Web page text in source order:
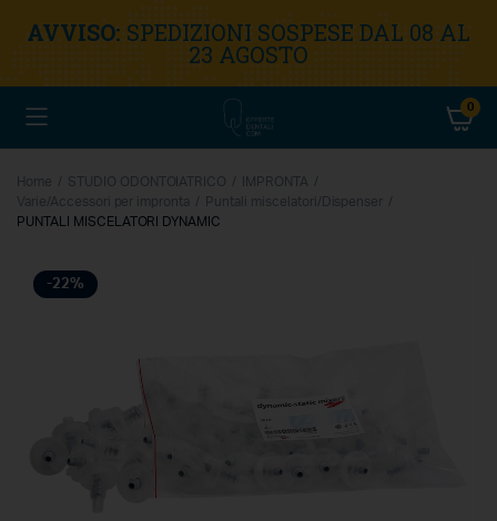
AVVISO: SPEDIZIONI SOSPESE DAL 08 AL
23 AGOSTO
0
Home STUDIO ODONTOIATRICO
IMPRONTA
Varie/Accessori per impronta
Puntali miscelatori/Dispenser
PUNTALI MISCELATORI DYNAMIC
-22%